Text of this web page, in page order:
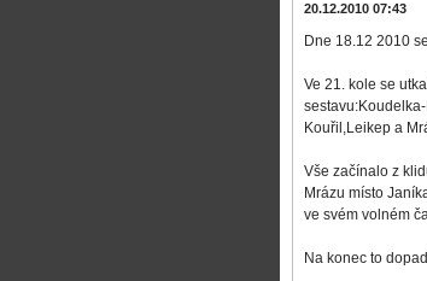
20.12.2010 07:43
Dne 18.12 2010
Ve 21. kole se
Kouřil,Leikep a
Vše začínalo z
Mrázu místo
ve svém volném
Na konec to